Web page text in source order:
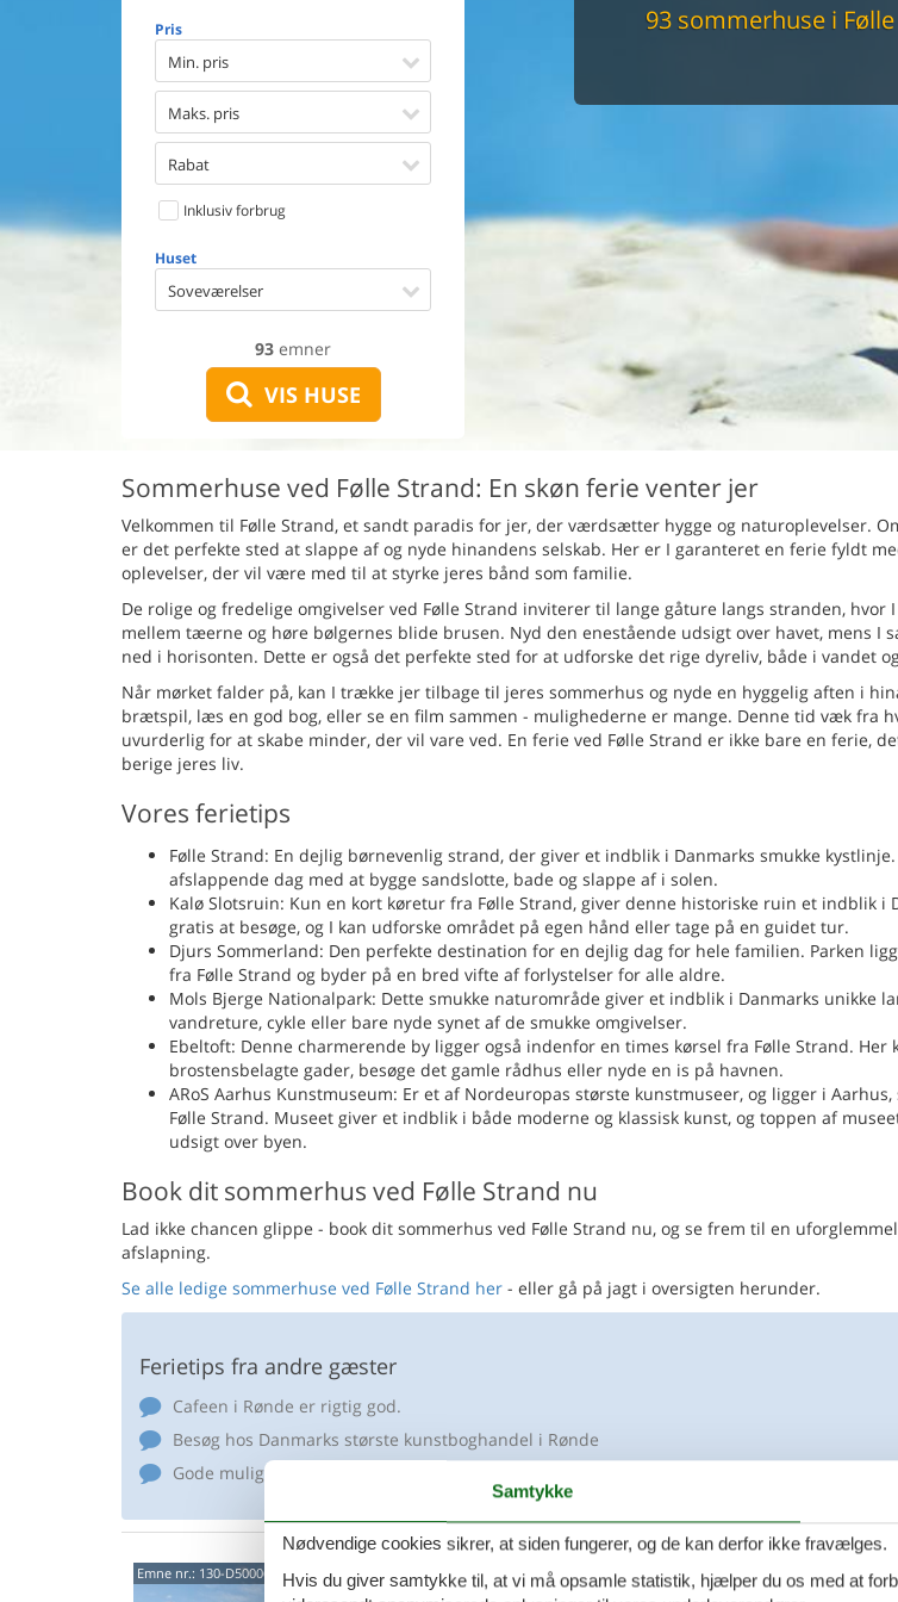
Pris
Min. pris
Maks. pris
Rabat
Inklusiv forbrug
Huset
Soveværelser
93 emner
VIS HUSE
Aircondition
Ladestander til elbil
93 sommerhuse i
Sommerhuse ved Følle Strand: En skøn ferie venter jer
Velkommen til Følle Strand, et sandt paradis for jer, der værdsætter hygge og naturoplevelser.
er det perfekte sted at slappe af og nyde hinandens selskab. Her er I garanteret en ferie fyldt
oplevelser, der vil være med til at styrke jeres bånd som familie.
De rolige og fredelige omgivelser ved Følle Strand inviterer til lange gåture langs stranden, hvor
mellem tæerne og høre bølgernes blide brusen. Nyd den enestående udsigt over havet, mens I
ned i horisonten. Dette er også det perfekte sted for at udforske det rige dyreliv, både i vandet
Når mørket falder på, kan I trække jer tilbage til jeres sommerhus og nyde en hyggelig aften i
brætspil, læs en god bog, eller se en film sammen - mulighederne er mange. Denne tid væk fra
uvurderlig for at skabe minder, der vil vare ved. En ferie ved Følle Strand er ikke bare en ferie,
berige jeres liv.
Vores ferietips
Følle Strand: En dejlig børnevenlig strand, der giver et indblik i Danmarks smukke
afslappende dag med at bygge sandslotte, bade og slappe af i solen.
Kalø Slotsruin: Kun en kort køretur fra Følle Strand, giver denne historiske ruin et indblik i
gratis at besøge, og I kan udforske området på egen hånd eller tage på en guidet tur.
Djurs Sommerland: Den perfekte destination for en dejlig dag for hele familien. Parken
fra Følle Strand og byder på en bred vifte af forlystelser for alle aldre.
Mols Bjerge Nationalpark: Dette smukke naturområde giver et indblik i Danmarks unikke
vandreture, cykle eller bare nyde synet af de smukke omgivelser.
Ebeltoft: Denne charmerende by ligger også indenfor en times kørsel fra Følle Strand. Her
brostensbelagte gader, besøge det gamle rådhus eller nyde en is på havnen.
ARoS Aarhus Kunstmuseum: Er et af Nordeuropas største kunstmuseer, og ligger i
Følle Strand. Museet giver et indblik i både moderne og klassisk kunst, og toppen af
udsigt over byen.
Book dit sommerhus ved Følle Strand nu
Lad ikke chancen glippe - book dit sommerhus ved Følle Strand nu, og se frem til en
afslapning.
Se alle ledige sommerhuse ved Følle Strand her - eller gå på jagt i oversigten herunder.
Ferietips fra andre gæster
Cafeen i Rønde er rigtig god.
Besøg hos Danmarks største kunstboghandel i Rønde
Gode muligheder for krabbefiskning, mountainbiking, kajak, strand, seværdigheder
Emne nr.: 130-D50006
Feriehus med skøn udsigt og strand
Samtykke
Nødvendige cookies sikrer, at siden fungerer, og de kan derfor ikke fravælges.
Hvis du giver samtykke til, at vi må opsamle statistik, hjælper du os med at